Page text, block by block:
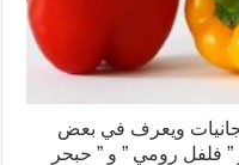
ويعرف في بعض
” فلفل رومي ” و ” حبحر